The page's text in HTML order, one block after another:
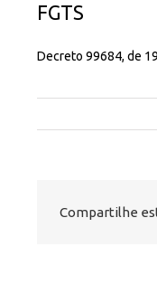
FGTS
Decreto 99684, de
Compartilhe